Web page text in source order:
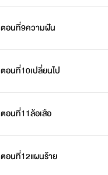
ตอนที่9ความฝัน
ตอนที่10เปลี่ยนไป
ตอนที่11ล้อเสือ
ตอนที่12แผนร้าย